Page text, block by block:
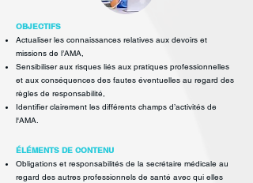
OBJECTIFS
Actualiser les connaissances relatives aux devoirs et
missions de l’AMA,
Sensibiliser aux risques liés aux pratiques professionnelles
et aux conséquences des fautes éventuelles au regard des
règles de responsabilité,
Identifier clairement les différents champs d’activités de
l'AMA.
ÉLÉMENTS DE CONTENU
Obligations et responsabilités de la secrétaire médicale au
regard des autres professionnels de santé avec qui elles